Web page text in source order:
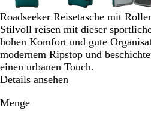
+
und
-
zum
Zoomen
und
die
Pfeiltasten
+
und
-
zum
Zoomen
+
und
-
Roadseeker Reisetasche mit
Stilvoll reisen mit dieser
hohen Komfort und gute
modernem Ripstop und
einen urbanen Touch.
Details ansehen
Menge